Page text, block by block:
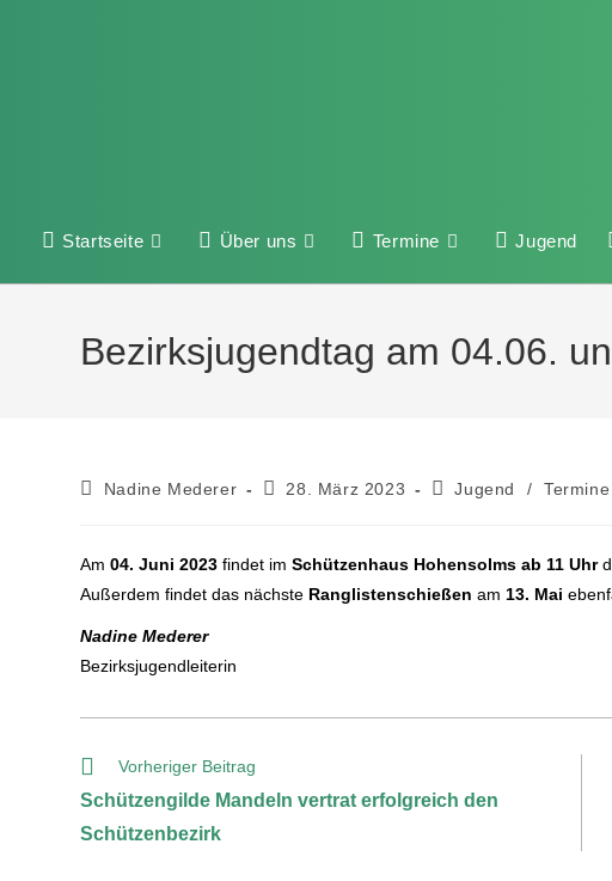
Startseite Über uns Termine Jugend
Bezirksjugendtag am 04.06.
Nadine Mederer 28. März 2023 Jugend /
Am04. Juni 2023 findet imSchützenhaus Hohensolms ab 11 Uhr
Außerdem findet das nächste Ranglistenschießenam 13. Mai
Nadine Mederer
Bezirksjugendleiterin
Vorheriger Beitrag
Schützengilde Mandeln vertrat erfolgreich den
Schützenbezirk